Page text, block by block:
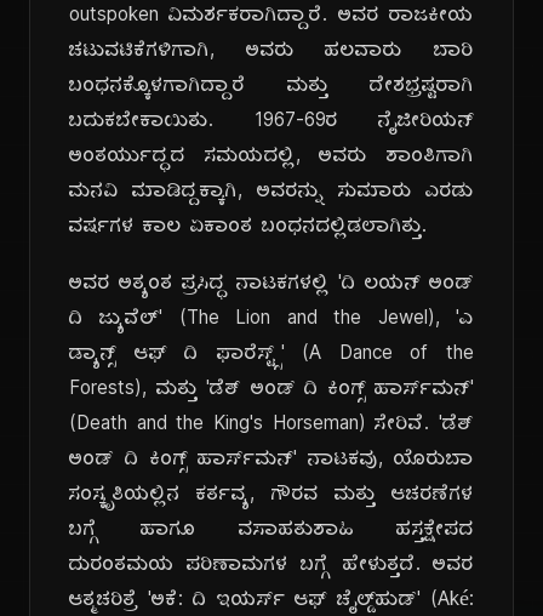
outspoken ವಿಮರ್ಶಕರಾಗಿದ್ದಾರೆ. ಅವರ ರಾಜಕೀಯ
ಚಟುವಟಿಕೆಗಳಿಗಾಗಿ, ಅವರು ಹಲವಾರು ಬಾರಿ
ಬಂಧನಕ್ಕೊಳಗಾಗಿದ್ದಾರೆ ಮತ್ತು ದೇಶಭ್ರಷ್ಟರಾಗಿ
ಬದುಕಬೇಕಾಯಿತು. 1967-69ರ ನೈಜೀರಿಯನ್
ಅಂತರ್ಯುದ್ಧದ ಸಮಯದಲ್ಲಿ, ಅವರು ಶಾಂತಿಗಾಗಿ
ಮನವಿ ಮಾಡಿದ್ದಕ್ಕಾಗಿ, ಅವರನ್ನು ಸುಮಾರು ಎರಡು
ವರ್ಷಗಳ ಕಾಲ ಏಕಾಂತ ಬಂಧನದಲ್ಲಿಡಲಾಗಿತ್ತು.
ಅವರ ಅತ್ಯಂತ ಪ್ರಸಿದ್ಧ ನಾಟಕಗಳಲ್ಲಿ 'ದಿ ಲಯನ್ ಅಂಡ್
ದಿ ಜ್ಯುವೆಲ್' (The Lion and the Jewel), 'ಎ
ಡ್ಯಾನ್ಸ್ ಆಫ್ ದಿ ಫಾರೆಸ್ಟ್ಸ್' (A Dance of the
Forests), ಮತ್ತು 'ಡೆತ್ ಅಂಡ್ ದಿ ಕಿಂಗ್ಸ್ ಹಾರ್ಸ್‌ಮನ್'
(Death and the King's Horseman) ಸೇರಿವೆ. 'ಡೆತ್
ಅಂಡ್ ದಿ ಕಿಂಗ್ಸ್ ಹಾರ್ಸ್‌ಮನ್' ನಾಟಕವು, ಯೊರುಬಾ
ಸಂಸ್ಕೃತಿಯಲ್ಲಿನ ಕರ್ತವ್ಯ, ಗೌರವ ಮತ್ತು ಆಚರಣೆಗಳ
ಬಗ್ಗೆ ಹಾಗೂ ವಸಾಹತುಶಾಹಿ ಹಸ್ತಕ್ಷೇಪದ
ದುರಂತಮಯ ಪರಿಣಾಮಗಳ ಬಗ್ಗೆ ಹೇಳುತ್ತದೆ. ಅವರ
ಆತ್ಮಚರಿತ್ರೆ 'ಅಕೆ: ದಿ ಇಯರ್ಸ್ ಆಫ್ ಚೈಲ್ಡ್‌ಹುಡ್' (Aké: